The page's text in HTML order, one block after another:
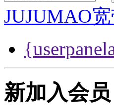
JUJUMAO
新加入会员